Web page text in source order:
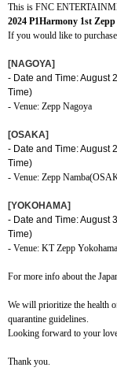
This is FNC
2024 P1Harmony 1st
If you would like to
[NAGOYA]
- Date and Time: August
Time)
- Venue: Zepp Nagoya
[OSAKA]
- Date and Time: August
Time)
- Venue: Zepp
[YOKOHAMA]
- Date and Time: August
Time)
- Venue: KT Zepp Yokohama
For more info about the
We will prioritize the health
quarantine guidelines.
Looking forward to your
Thank you.